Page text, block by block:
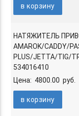
в корзину
НАТЯЖИТЕЛЬ
AMAROK/CADDY/
PLUS/JETTA/TIG/
534016410
Цена: 4800.00 руб.
в корзину